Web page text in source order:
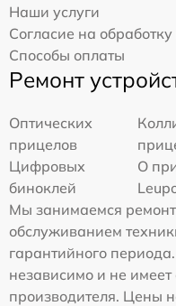
Наши услуги
Согласие на
Способы оплаты
Ремонт
Оптических
прицелов
Цифровых
биноклей
О
Мы занимаемся
обслуживанием
гарантийного
независимо и не
производителя. Цены